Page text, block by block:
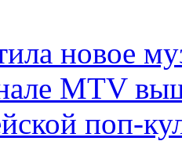
новое
MTV
поп-